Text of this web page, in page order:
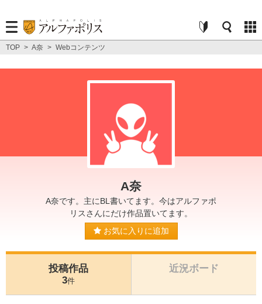
TOP > A奈 > Webコンテンツ
A奈
A奈です。主にBL書いてます。今はアルファポ
リスさんにだけ作品置いてます。
お気に入りに追加
投稿作品
3件
近況ボード